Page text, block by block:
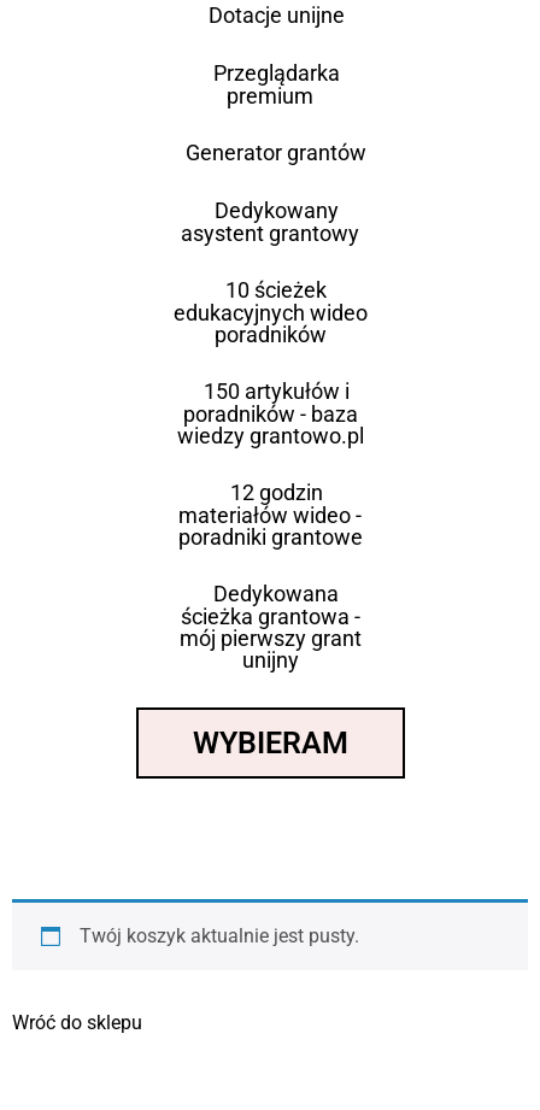
Dotacje unijne
Przeglądarka
premium
Generator grantów
Dedykowany
asystent grantowy
10 ścieżek
edukacyjnych wideo
poradników
150 artykułów i
poradników - baza
wiedzy grantowo.pl
12 godzin
materiałów wideo -
poradniki grantowe
Dedykowana
ścieżka grantowa -
mój pierwszy grant
unijny
WYBIERAM
Twój koszyk aktualnie jest pusty.
Wróć do sklepu